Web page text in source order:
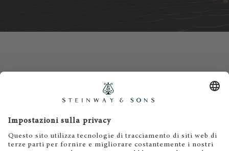
Informativa privacy